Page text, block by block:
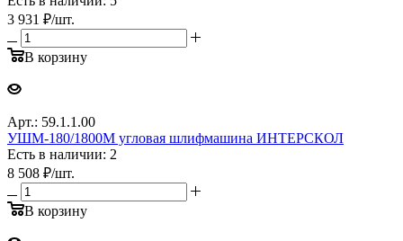
3 931 ₽/шт.
В корзину
Арт.: 59.1.1.00
УШМ-180/1800М угловая шлифмашина ИНТЕРСКОЛ
Есть в наличии: 2
8 508 ₽/шт.
В корзину